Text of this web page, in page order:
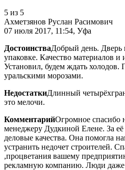
5 из 5
Ахметзянов Руслан Расимович
07 июля 2017, 11:54, Уфа
ДостоинстваДобрый день. Дверь
упаковке. Качество материалов и
Установил, будем ждать
уральскими морозами.
НедостаткиДлинный
это мелочи.
КомментарийОгромное спасибо
менеджеру Дудкиной Елене. За её
деловые качества. Она помогла
устранить недочет строителей.
,процветания вашему
рекламную компанию. Люди даже